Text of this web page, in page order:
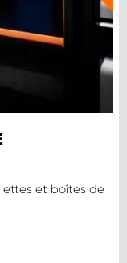
et boîtes de